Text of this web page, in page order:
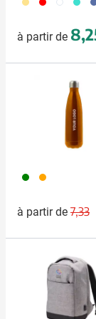
à partir de
004 007
à partir de
Prix
7,33